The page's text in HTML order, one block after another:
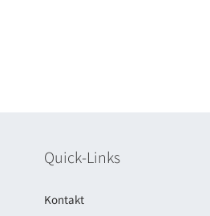
Quick-Links
Kontakt